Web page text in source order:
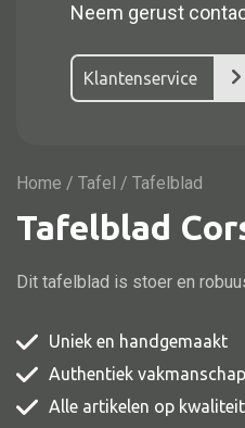
Fautteuil
Barstoel
Stoel overig
Neem gerust
Klantenservice
Home / Tafel / Tafelblad
Tafelblad
Dit tafelblad is stoer en
Uniek en handgemaakt
Authentiek vakmanschap
Alle artikelen op